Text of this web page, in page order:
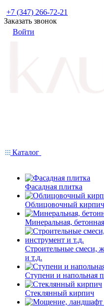
+7 (347) 266-72-21
Заказать звонок
Войти
Каталог
Фасадная плитка
Облицовочный кирпич
Минеральная,
Строительные смеси,
и т.д.
Ступени и напольная
Cтеклянный кирпич